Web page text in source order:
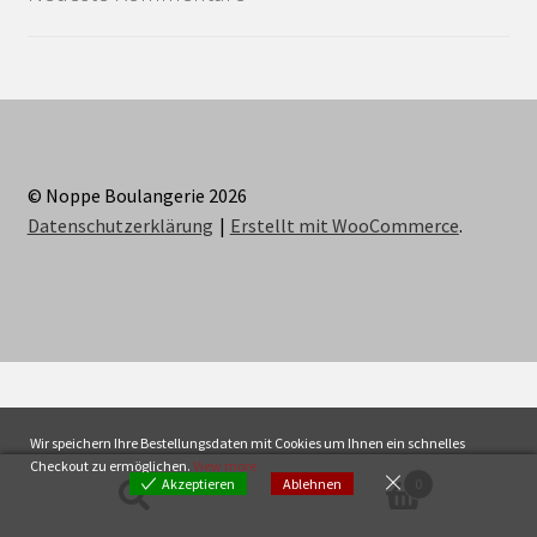
© Noppe Boulangerie 2026
Datenschutzerklärung
Erstellt mit WooCommerce.
Wir speichern Ihre Bestellungsdaten mit Cookies um Ihnen ein schnelles
Checkout zu ermöglichen. View more
Akzeptieren
Ablehnen